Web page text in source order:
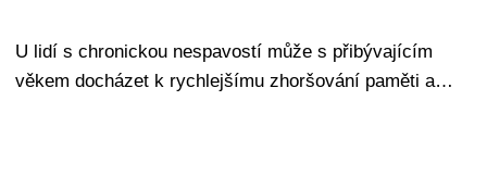
U lidí s chronickou nespavostí může s přibývajícím
věkem docházet k rychlejšímu zhoršování paměti a…